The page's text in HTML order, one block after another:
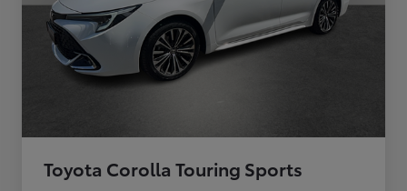
Toyota Corolla Touring Sports